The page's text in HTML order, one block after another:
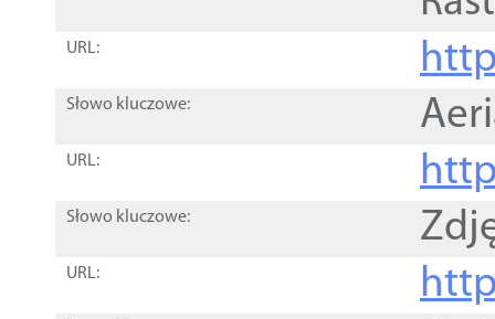
URL:
Słowo kluczowe:
URL:
Słowo kluczowe:
URL: